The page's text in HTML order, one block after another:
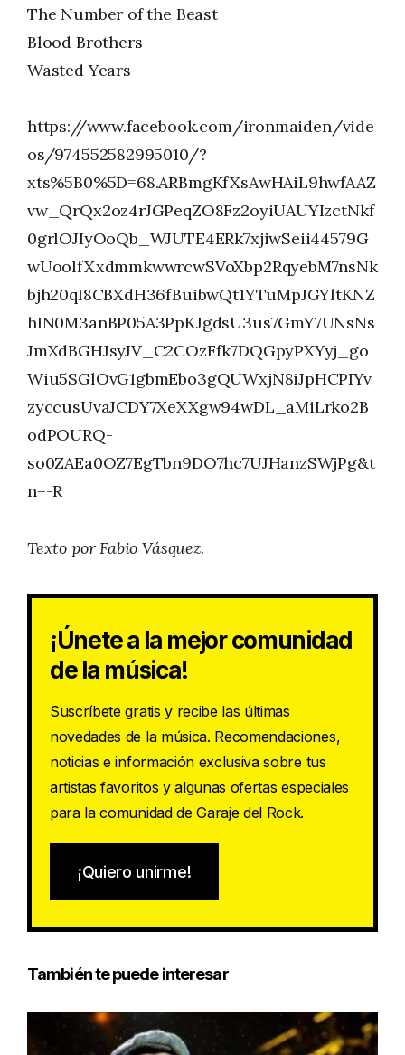
The Number of the Beast
Blood Brothers
Wasted Years
https://www.facebook.com/ironmaiden/vide
os/974552582995010/?
xts%5B0%5D=68.ARBmgKfXsAwHAiL9hwfAAZ
vw_QrQx2oz4rJGPeqZO8Fz2oyiUAUYIzctNkf
0grlOJIyOoQb_WJUTE4ERk7xjiwSeii44579G
wUoolfXxdmmkwwrcwSVoXbp2RqyebM7nsNk
bjh20qI8CBXdH36fBuibwQt1YTuMpJGYltKNZ
hIN0M3anBP05A3PpKJgdsU3us7GmY7UNsNs
JmXdBGHJsyJV_C2COzFfk7DQGpyPXYyj_go
Wiu5SGlOvG1gbmEbo3gQUWxjN8iJpHCPIYv
zyccusUvaJCDY7XeXXgw94wDL_aMiLrko2B
odPOURQ-
so0ZAEa0OZ7EgTbn9DO7hc7UJHanzSWjPg&t
n=-R
Texto por Fabio Vásquez.
¡Únete a la mejor comunidad
de la música!
Suscríbete gratis y recibe las últimas
novedades de la música. Recomendaciones,
noticias e información exclusiva sobre tus
artistas favoritos y algunas ofertas especiales
para la comunidad de Garaje del Rock.
¡Quiero unirme!
También te puede interesar